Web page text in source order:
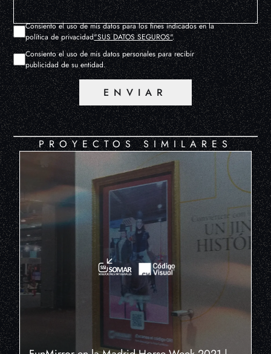
Consiento el uso de mis datos para los fines indicados en la
política de privacidad"SUS DATOS SEGUROS".
Consiento el uso de mis datos personales para recibir
publicidad de su entidad.
ENVIAR
PROYECTOS SIMILARES